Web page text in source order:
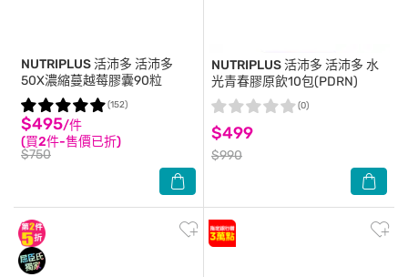
NUTRIPLUS 活沛多 活沛多
50X濃縮蔓越莓膠囊90粒
$495/件
(買2件-售價已折)
$750
(152)
NUTRIPLUS 活沛多 活沛多 水
光青春膠原飲10包(PDRN)
$499
$990
(0)